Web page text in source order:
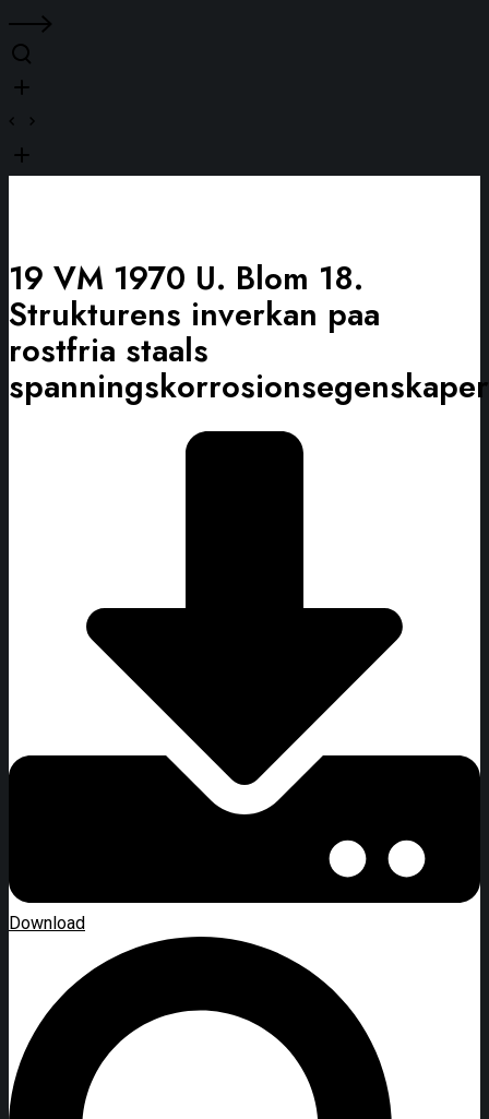
19 VM 1970 U. Blom 18.
Strukturens inverkan paa
rostfria staals
spanningskorrosionsegenskaper
Download